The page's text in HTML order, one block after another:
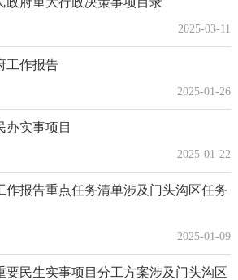
2025-03-11
工作报告
2025-01-26
办实事项目
2025-01-22
作报告重点任务清单涉及门头沟区任务
2025-01-09
要民生实事项目分工方案涉及门头沟区